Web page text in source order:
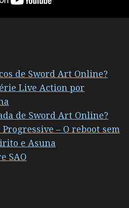
de Sword Art Online?
Live Action por
de Sword Art Online?
– O reboot sem
e Asuna
SAO